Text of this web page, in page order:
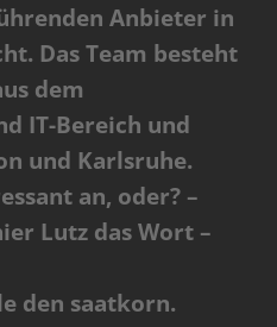
Anbieter in
Das Team besteht
dem
IT-Bereich und
und Karlsruhe.
an, oder? –
Lutz das Wort –
den saatkorn.